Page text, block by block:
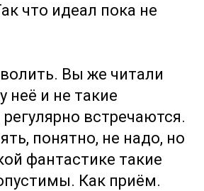
что идеал пока не
Вы же читали
неё и не такие
встречаются.
понятно, не надо, но
фантастике такие
Как приём.